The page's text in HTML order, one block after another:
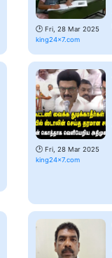
🕑 Fri, 28 Mar 2025
king24x7.com
🕑 Fri, 28 Mar 2025
king24x7.com